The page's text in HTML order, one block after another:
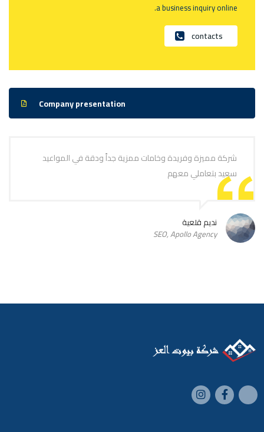
a business inquiry online.
contacts
Company presentation
شركة مميزة وفريدة وخامات ممزية جداً ودقة في المواعيد
سعيد بتعاملي معهم
نديم قلعية
SEO, Apollo Agency